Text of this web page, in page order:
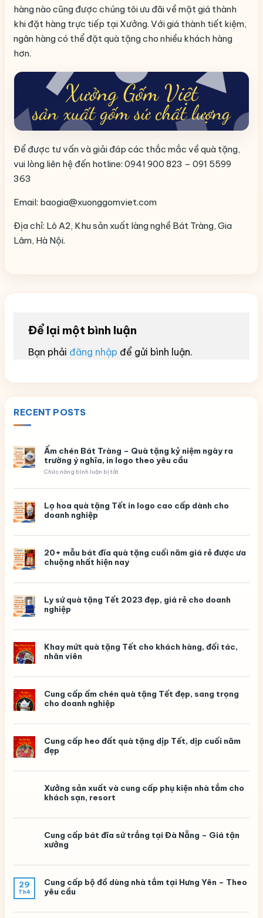
hàng nào cũng được chúng tôi ưu đãi về mặt giá thành
khi đặt hàng trực tiếp tại Xưởng. Với giá thành tiết kiệm,
ngân hàng có thể đặt quà tặng cho nhiều khách hàng
hơn.
Để được tư vấn và giải đáp các thắc mắc về quà tặng,
vui lòng liên hệ đến hotline: 0941 900 823 – 091 5599
363
Email: baogia@xuonggomviet.com
Địa chỉ: Lô A2, Khu sản xuất làng nghề Bát Tràng, Gia
Lâm, Hà Nội.
Để lại một bình luận
Bạn phải đăng nhập để gửi bình luận.
RECENT POSTS
Ấm chén Bát Tràng – Quà tặng kỷ niệm ngày ra
trường ý nghĩa, in logo theo yêu cầu
Chức năng bình luận bị tắt
Tràng
–
ra
trường
theo
Lọ hoa quà tặng Tết in logo cao cấp dành cho
doanh nghiệp
20+ mẫu bát đĩa quà tặng cuối năm giá rẻ được ưa
chuộng nhất hiện nay
Ly sứ quà tặng Tết 2023 đẹp, giá rẻ cho doanh
nghiệp
Khay mứt quà tặng Tết cho khách hàng, đối tác,
nhân viên
Cung cấp ấm chén quà tặng Tết đẹp, sang trọng
cho doanh nghiệp
Cung cấp heo đất quà tặng dịp Tết, dịp cuối năm
đẹp
Xưởng sản xuất và cung cấp phụ kiện nhà tắm cho
khách sạn, resort
Cung cấp bát đĩa sứ trắng tại Đà Nẵng – Giá tận
xưởng
29
Th4
Cung cấp bộ đồ dùng nhà tắm tại Hưng Yên – Theo
yêu cầu